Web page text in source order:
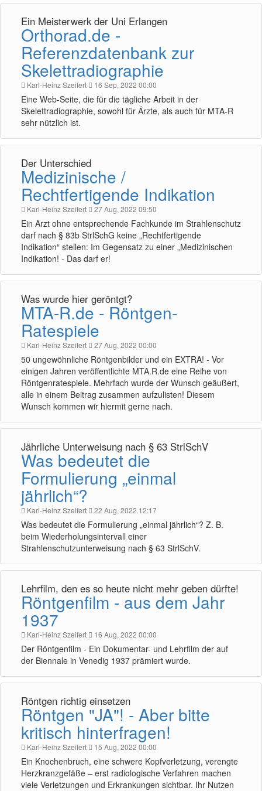
Ein Meisterwerk der Uni Erlangen
Orthorad.de -
Referenzdatenbank zur
Skelettradiographie
Karl-Heinz Szeifert 16 Sep, 2022 00:00
Eine Web-Seite, die für die tägliche Arbeit in der
Skelettradiographie, sowohl für Ärzte, als auch für MTA-R
sehr nützlich ist.
Der Unterschied
Medizinische /
Rechtfertigende Indikation
Karl-Heinz Szeifert 27 Aug, 2022 09:50
Ein Arzt ohne entsprechende Fachkunde im Strahlenschutz
darf nach § 83b StrlSchG keine „Rechtfertigende
Indikation“ stellen: Im Gegensatz zu einer „Medizinischen
Indikation! - Das darf er!
Was wurde hier geröntgt?
MTA-R.de - Röntgen-
Ratespiele
Karl-Heinz Szeifert 27 Aug, 2022 00:00
50 ungewöhnliche Röntgenbilder und ein EXTRA! - Vor
einigen Jahren veröffentlichte MTA.R.de eine Reihe von
Röntgenratespiele. Mehrfach wurde der Wunsch geäußert,
alle in einem Beitrag zusammen aufzulisten! Diesem
Wunsch kommen wir hiermit gerne nach.
Jährliche Unterweisung nach § 63 StrlSchV
Was bedeutet die
Formulierung „einmal
jährlich“?
Karl-Heinz Szeifert 22 Aug, 2022 12:17
Was bedeutet die Formulierung „einmal jährlich“? Z. B.
beim Wiederholungsintervall einer
Strahlenschutzunterweisung nach § 63 StrlSchV.
Lehrfilm, den es so heute nicht mehr geben dürfte!
Röntgenfilm - aus dem Jahr
1937
Karl-Heinz Szeifert 16 Aug, 2022 00:00
Der Röntgenfilm - Ein Dokumentar- und Lehrfilm der auf
der Biennale in Venedig 1937 prämiert wurde.
Röntgen richtig einsetzen
Röntgen "JA"! - Aber bitte
kritisch hinterfragen!
Karl-Heinz Szeifert 15 Aug, 2022 00:00
Ein Knochenbruch, eine schwere Kopfverletzung, verengte
Herzkranzgefäße – erst radiologische Verfahren machen
viele Verletzungen und Erkrankungen sichtbar. Ihr Nutzen